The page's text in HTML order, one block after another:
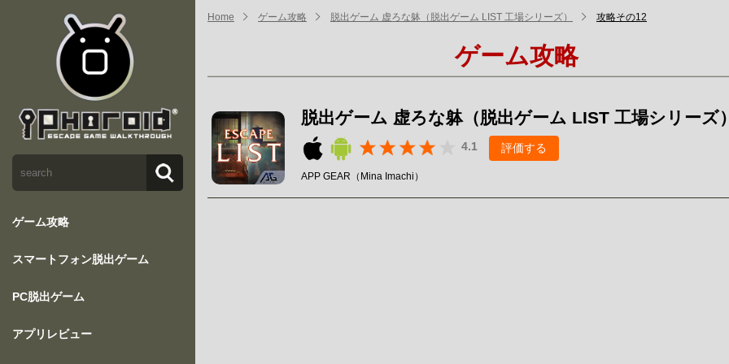
ゲーム攻略
スマートフォン脱出ゲーム
PC脱出ゲーム
アプリレビュー
Home ゲーム攻略 脱出ゲーム 虚ろな躰（脱出ゲーム LIST 工場シリーズ） 攻略その12
ゲーム攻略
脱出ゲーム 虚ろな躰（脱出ゲーム LIST 工場シリーズ
4.1 評価する
APP GEAR（Mina Imachi）